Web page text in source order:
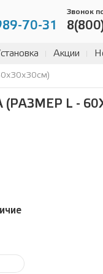
70-31
Звонок
Акции
L -